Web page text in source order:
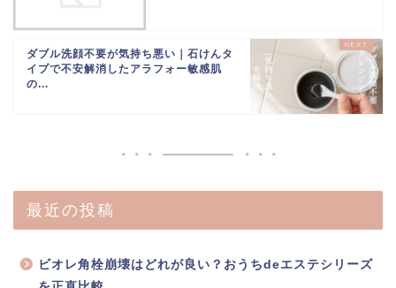
ダブル洗顔不要が気持ち悪い｜石けんタ
イプで不安解消したアラフォー敏感肌
の...
最近の投稿
ビオレ角栓崩壊はどれが良い？おうちdeエステシリーズ